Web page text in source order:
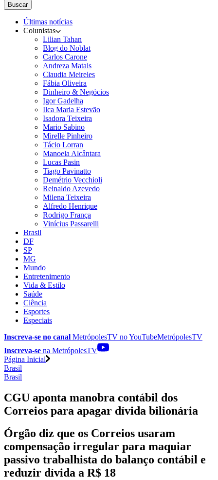
Buscar
Últimas notícias
Colunistas
Lilian Tahan
Blog do Noblat
Carlos Carone
Andreza Matais
Claudia Meireles
Fábia Oliveira
Dinheiro & Negócios
Igor Gadelha
Ilca Maria Estevão
Isadora Teixeira
Mario Sabino
Mirelle Pinheiro
Tácio Lorran
Manoela Alcântara
Lucas Pasin
Tiago Pavinatto
Demétrio Vecchioli
Reinaldo Azevedo
Milena Teixeira
Alfredo Henrique
Rodrigo França
Vinícius Passarelli
Brasil
DF
SP
MG
Mundo
Entretenimento
Vida & Estilo
Saúde
Ciência
Esportes
Especiais
Inscreva-se no canal MetrópolesTV noYouTubeMetrópolesTV
Inscreva-se na MetrópolesTV
Página Inicial
Brasil
Brasil
CGU aponta manobra contábil dos
Correios para apagar dívida bilionária
Órgão diz que os Correios usaram
compensação irregular para maquiar
passivo trabalhista do balanço contábil e
reduzir dívida a R$ 18